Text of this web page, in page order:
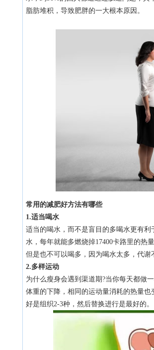
脂肪堆积，导致肥胖的一大根本原因。
常用的减肥好方法有哪些
1.适当喝水
适当的喝水，而不是盲目的多喝水更有
水，每年就能多燃烧掉17400卡路里的热
但是也不可以喝多，因为喝水太多，代谢
2.多样运动
为什么瘦身会遇到渠道期?当你每天都做
体重的下降，相同的运动量消耗的热量
好是组织2-3种，然后替换进行是最好的。